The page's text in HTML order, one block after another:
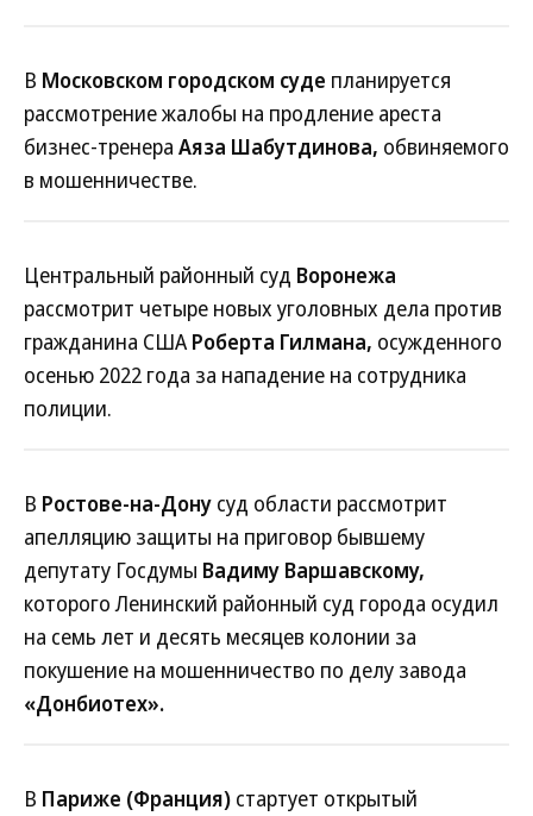
В Московском городском суде планируется
рассмотрение жалобы на продление ареста
бизнес-тренера Аяза Шабутдинова, обвиняемого
в мошенничестве.
Центральный районный суд Воронежа
рассмотрит четыре новых уголовных дела против
гражданина США Роберта Гилмана, осужденного
осенью 2022 года за нападение на сотрудника
полиции.
В Ростове-на-Дону суд области рассмотрит
апелляцию защиты на приговор бывшему
депутату Госдумы Вадиму Варшавскому,
которого Ленинский районный суд города осудил
на семь лет и десять месяцев колонии за
покушение на мошенничество по делу завода
«Донбиотех».
В Париже (Франция) стартует открытый